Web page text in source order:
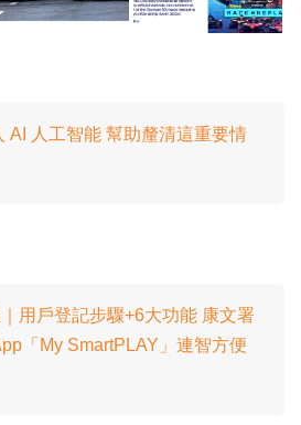
AI 人工智能 幫助釐清這重要情
用戶登記步驟+6大功能 康文署
「My SmartPLAY」連智方便